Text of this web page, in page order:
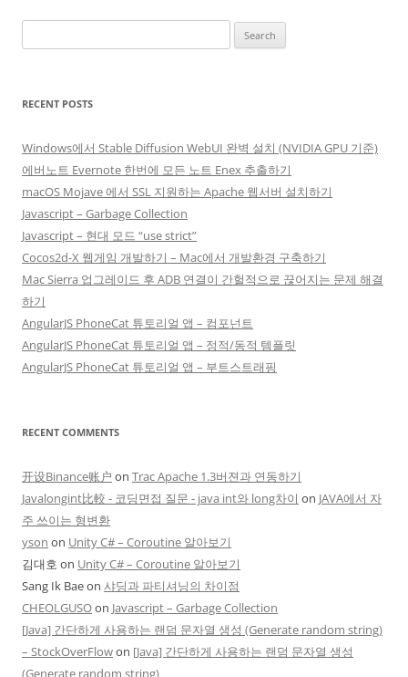
for:
RECENT POSTS
Windows에서 Stable Diffusion WebUI 완벽 설치 (NVIDIA GPU 기준)
에버노트 Evernote 한번에 모든 노트 Enex 추출하기
macOS Mojave 에서 SSL 지원하는 Apache 웹서버 설치하기
Javascript – Garbage Collection
Javascript – 현대 모드 “use strict”
Cocos2d-X 웹게임 개발하기 – Mac에서 개발환경 구축하기
Mac Sierra 업그레이드 후 ADB 연결이 간헐적으로 끊어지는 문제 해결
하기
AngularJS PhoneCat 튜토리얼 앱 – 컴포넌트
AngularJS PhoneCat 튜토리얼 앱 – 정적/동적 템플릿
AngularJS PhoneCat 튜토리얼 앱 – 부트스트래핑
RECENT COMMENTS
开设Binance账户 on Trac Apache 1.3버젼과 연동하기
Javalongint比較 - 코딩면접 질문 - java int와 long차이 on JAVA에서 자
주 쓰이는 형변환
yson on Unity C# – Coroutine 알아보기
김대호 on Unity C# – Coroutine 알아보기
Sang Ik Baeon 샤딩과 파티셔닝의 차이점
CHEOLGUSOon Javascript – Garbage Collection
[Java] 간단하게 사용하는 랜덤 문자열 생성 (Generate random string)
– StockOverFlowon [Java] 간단하게 사용하는 랜덤 문자열 생성
(Generate random string)